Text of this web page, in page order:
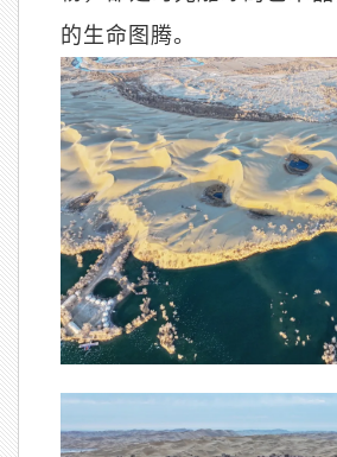
的生命图腾。